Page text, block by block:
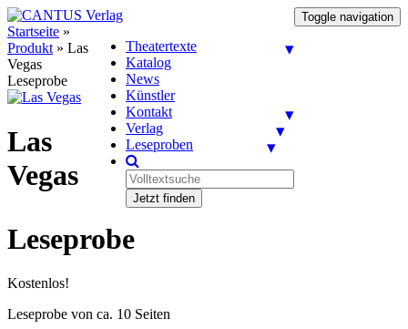
Toggle navigation
Theatertexte
Katalog
News
Künstler
Kontakt
Verlag
Leseproben
Jetzt finden
Startseite »
Produkt » Las
Vegas
Leseprobe
Las
Vegas
Leseprobe
Kostenlos!
Leseprobe von ca. 10 Seiten